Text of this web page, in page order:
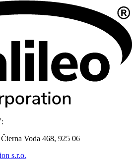
Voda 468, 925 06
s.r.o.